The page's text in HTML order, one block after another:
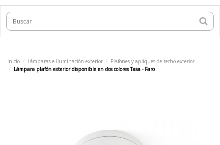
Inicio Lámparas e Iluminación exterior
Plafones y apliques de techo exterior
Lámpara plafón exterior disponible en dos colores Tasa - Faro